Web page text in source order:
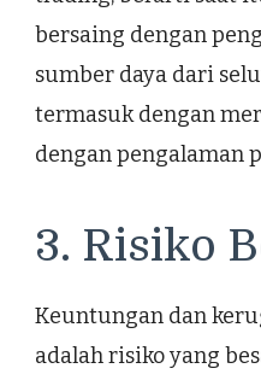
bersaing dengan
sumber daya dari
termasuk dengan
dengan pengalaman
3. Risiko
Keuntungan dan
adalah risiko yang